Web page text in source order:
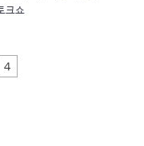
크쇼
4